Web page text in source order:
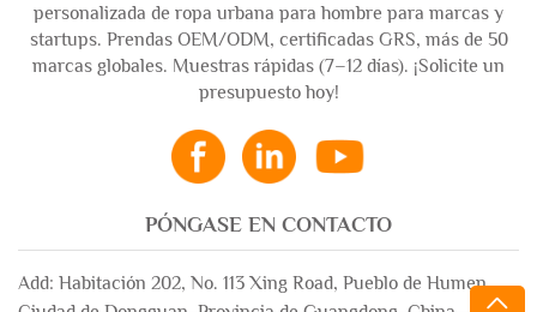
personalizada de ropa urbana para hombre para marcas y
startups. Prendas OEM/ODM, certificadas GRS, más de 50
marcas globales. Muestras rápidas (7–12 días). ¡Solicite un
presupuesto hoy!
PÓNGASE EN CONTACTO
Add: Habitación 202, No. 113 Xing Road, Pueblo de Humen,